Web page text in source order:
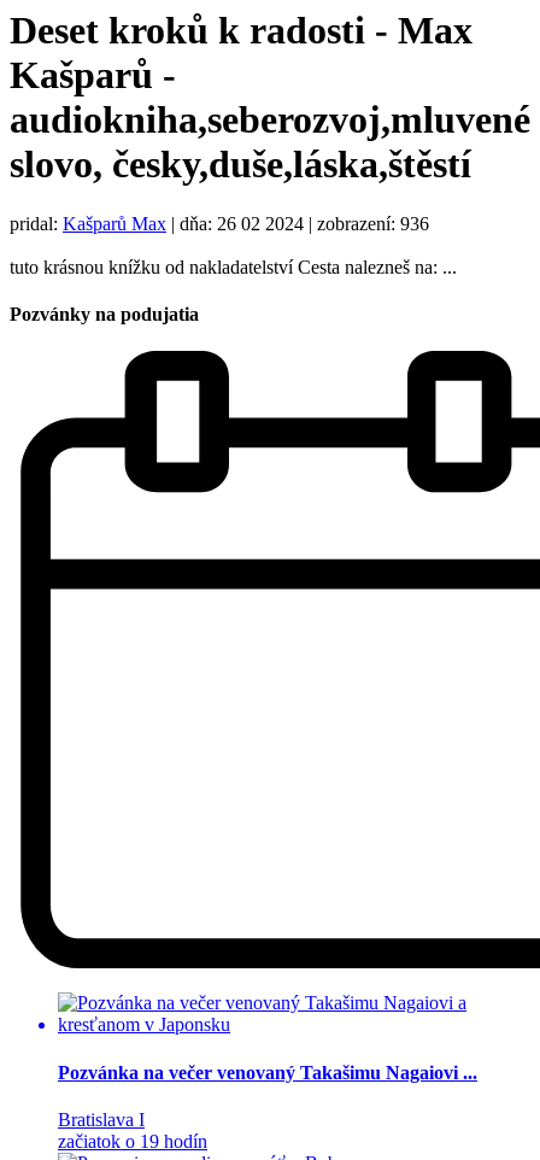
Deset kroků k radosti - Max
Kašparů -
audiokniha,seberozvoj,mluvené
slovo, česky,duše,láska,štěstí
pridal: Kašparů Max | dňa: 26 02 2024 | zobrazení: 936
tuto krásnou knížku od nakladatelství Cesta nalezneš na: ...
Pozvánky na podujatia
Pozvánka na večer venovaný Takašimu Nagaiovi ...
Bratislava I
začiatok o 19 hodín